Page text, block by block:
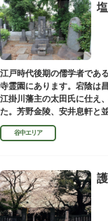
江戸時代後期の儒学者であ
寺霊園にあります。宕陰は
江掛川藩主の太田氏に仕え
た。芳野金陵、安井息軒と
授として多くの文人を育て
谷中エリア